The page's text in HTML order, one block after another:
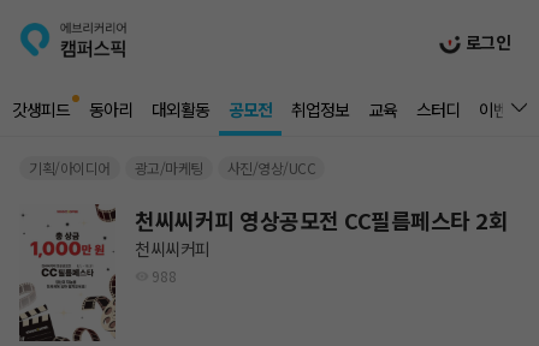
로그인
갓생피드 동아리 대외활동 공모전 취업정보 교육 스터디 이벤트
기획/아이디어 광고/마케팅 사진/영상/UCC
천씨씨커피 영상공모전 CC필름페스타 2회
천씨씨커피
988